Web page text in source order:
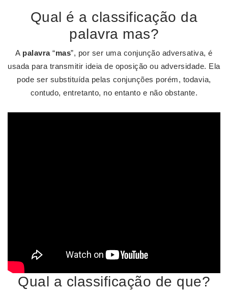
Qual é a classificação da
palavra mas?
A palavra“mas”, por ser uma conjunção adversativa, é
usada para transmitir ideia de oposição ou adversidade. Ela
pode ser substituída pelas conjunções porém, todavia,
contudo, entretanto, no entanto e não obstante.
Qual a classificação de que?